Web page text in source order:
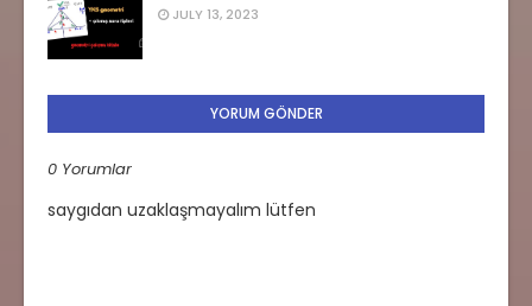
JULY 13, 2023
YORUM GÖNDER
0 Yorumlar
saygıdan uzaklaşmayalım lütfen